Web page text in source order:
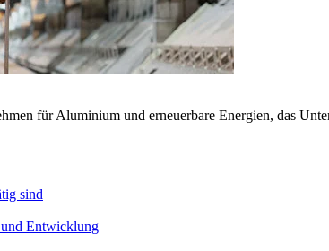
für Aluminium und erneuerbare Energien, das
sind
Entwicklung